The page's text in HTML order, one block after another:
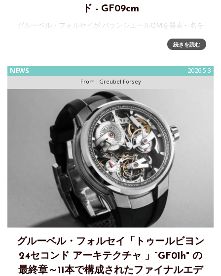
ド - GF09cm
グルーベル・フォルセイが バランシエールQMを発表～名を
イから、バランシエールQMが誕生します。このタイムピース
ゼ
続きを読む
NEWS 2026.5.3
From : Greubel Forsey
グルーベル・フォルセイ「トゥールビヨン
24セコンド アーキテクチャ 」”GF01h" の
最終章～11本で構成されたファイナルエデ